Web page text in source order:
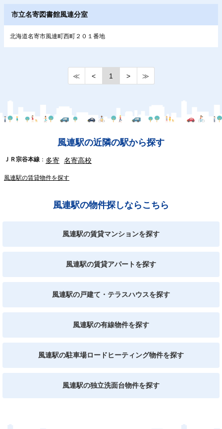
市立名寄図書館風連分室
北海道名寄市風連町西町２０１番地
≪ < 1 > ≫
風連駅の近隣の駅から探す
ＪＲ宗谷本線 多寄 名寄高校
風連駅の賃貸物件を探す
風連駅の物件探しならこちら
風連駅の賃貸マンションを探す
風連駅の賃貸アパートを探す
風連駅の戸建て・テラスハウスを探す
風連駅の有線物件を探す
風連駅の駐車場ロードヒーティング物件を探す
風連駅の独立洗面台物件を探す